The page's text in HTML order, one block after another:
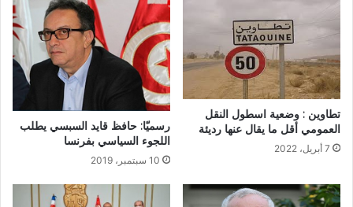
تطاوين : وضعية اسطول النقل
العمومي أقل ما يقال عنها رديئة
7 أبريل، 2022
رسميّا: حافظ قايد السبسي يطلب
اللجوء السياسي بفرنسا
10 سبتمبر، 2019